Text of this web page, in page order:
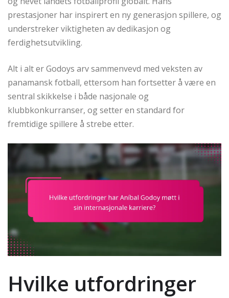
prestasjoner har inspirert en ny generasjon spillere, og
understreker viktigheten av dedikasjon og
ferdighetsutvikling.
Alt i alt er Godoys arv sammenvevd med veksten av
panamansk fotball, ettersom han fortsetter å være en
sentral skikkelse i både nasjonale og
klubbkonkurranser, og setter en standard for
fremtidige spillere å strebe etter.
Hvilke utfordringer